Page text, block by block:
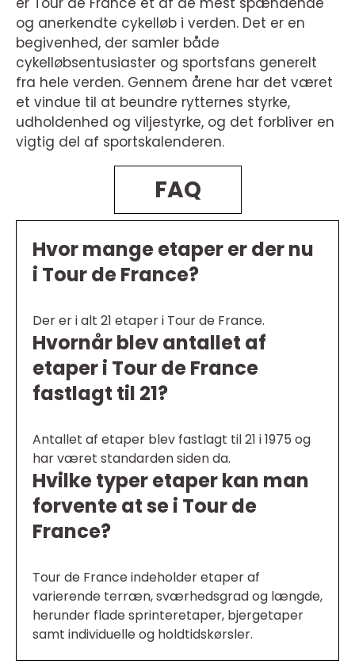
og anerkendte cykelløb i verden. Det er en
begivenhed, der samler både
cykelløbsentusiaster og sportsfans generelt
fra hele verden. Gennem årene har det været
et vindue til at beundre rytternes styrke,
udholdenhed og viljestyrke, og det forbliver en
vigtig del af sportskalenderen.
FAQ
Hvor mange etaper er der nu
i Tour de France?
Der er i alt 21 etaper i Tour de France.
Hvornår blev antallet af
etaper i Tour de France
fastlagt til 21?
Antallet af etaper blev fastlagt til 21 i 1975 og
har været standarden siden da.
Hvilke typer etaper kan man
forvente at se i Tour de
France?
Tour de France indeholder etaper af
varierende terræn, sværhedsgrad og længde,
herunder flade sprinteretaper, bjergetaper
samt individuelle og holdtidskørsler.